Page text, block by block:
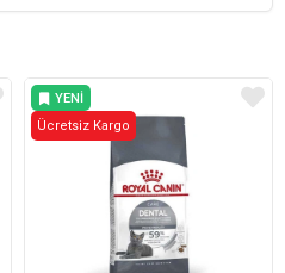
YENI
ÜRÜN
Ücretsiz Kargo